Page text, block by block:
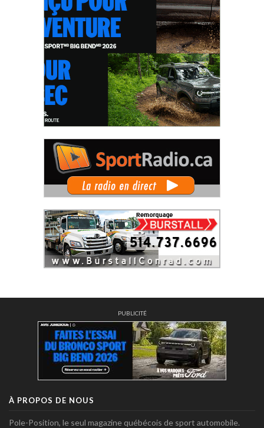
PUBLICITÉ
À PROPOS DE NOUS
Pole-Position, le seul magazine québécois de sport automobile.